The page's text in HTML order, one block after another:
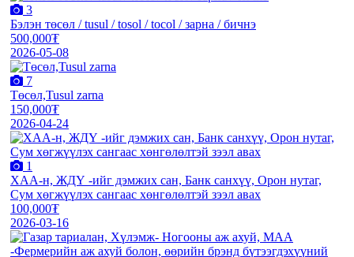
3
Бэлэн төсөл / tusul / tosol / tocol / зарна / бичнэ
500,000₮
2026-05-08
7
Төсөл,Tusul zarna
150,000₮
2026-04-24
1
XАА-н, ЖДҮ -ийг дэмжиx сан, Банк санxүү, Орон нутаг,
Сум хөгжүүлэх сангаас хөнгөлөлтэй зээл авах
100,000₮
2026-03-16